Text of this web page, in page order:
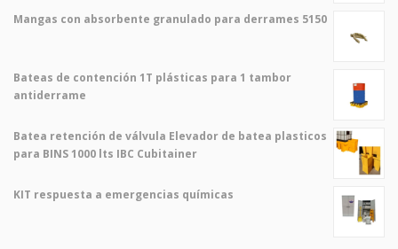
Mangas con absorbente granulado para derrames 5150
Bateas de contención 1T plásticas para 1 tambor
antiderrame
Batea retención de válvula Elevador de batea plasticos
para BINS 1000 lts IBC Cubitainer
KIT respuesta a emergencias químicas